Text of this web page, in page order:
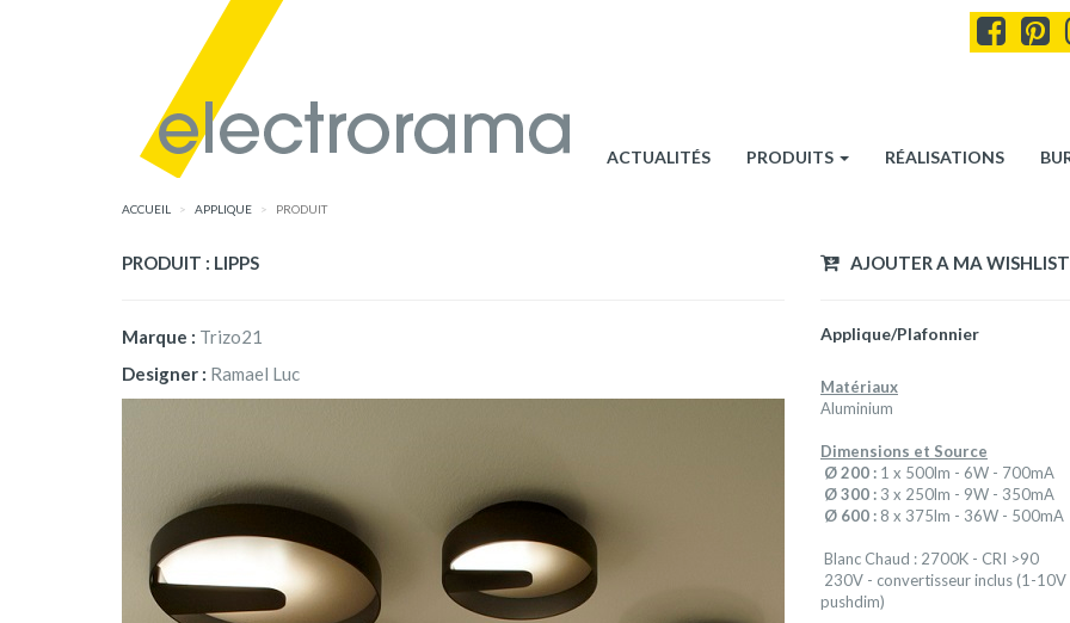
ACTUALITÉS PRODUITS RÉALISATIONS
ACCUEIL APPLIQUE PRODUIT
PRODUIT : LIPPS
Marque : Trizo21
Designer : Ramael Luc
AJOUTER A MA WISHLIST
Applique/Plafonnier
Matériaux
Aluminium
Dimensions et Source
Ø 200 :1 x 500lm - 6W - 700mA
Ø 300 :3 x 250lm - 9W - 350mA
Ø 600 :8 x 375lm - 36W - 500mA
Blanc Chaud : 2700K - CRI >90
230V - convertisseur inclus (1-
pushdim)